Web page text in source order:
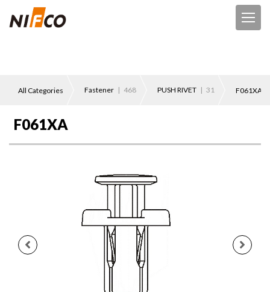
All Categories Fastener | 468 PUSH RIVET | 31 F061XA
F061XA